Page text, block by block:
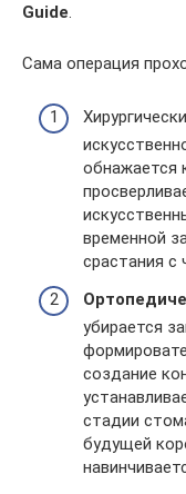
Guide
Сама операция
обнажается
временной
срастания с
убирается
создание
стадии
будущей